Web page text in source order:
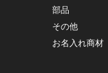
部品
その他
お名入れ商材